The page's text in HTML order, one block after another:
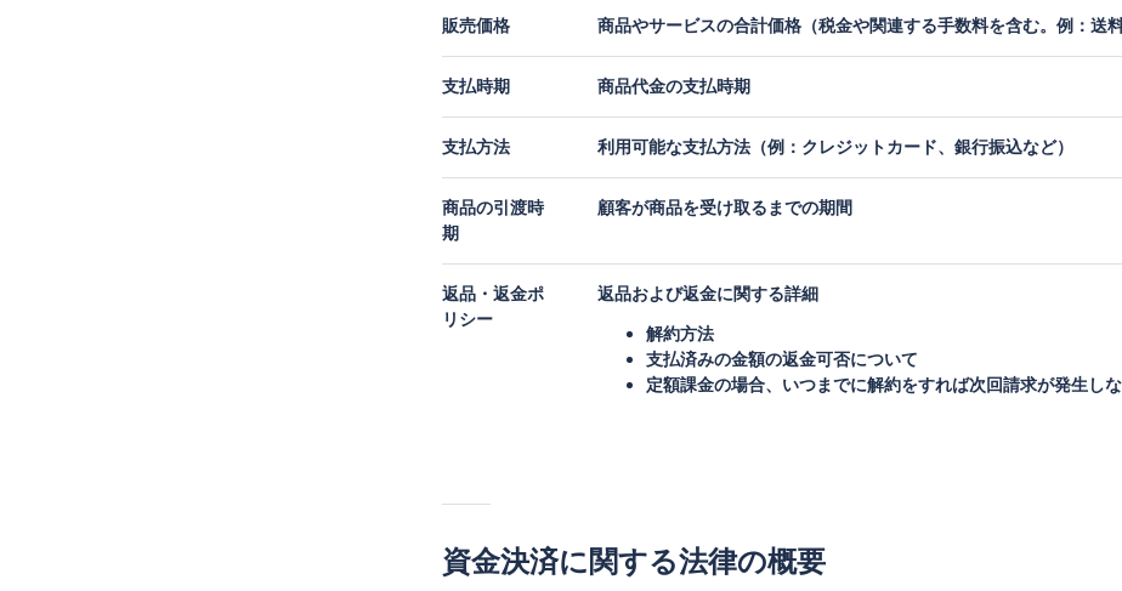
販売価格 商品やサービスの合計価格（税金や関連する手数料を含む。例：送料
支払時期 商品代金の支払時期
支払方法 利用可能な支払方法（例：クレジットカード、銀行振込など）
商品の引渡時
期
顧客が商品を受け取るまでの期間
返品・返金ポ
リシー
返品および返金に関する詳細
解約方法
支払済みの金額の返金可否について
定額課金の場合、いつまでに解約をすれば次回請求が発生し
資金決済に関する法律の概要